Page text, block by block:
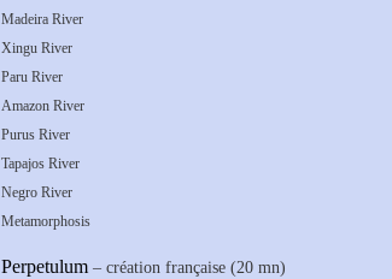
Madeira River
Xingu River
Paru River
Amazon River
Purus River
Tapajos River
Negro River
Metamorphosis
Perpetulum – création française (20 mn)